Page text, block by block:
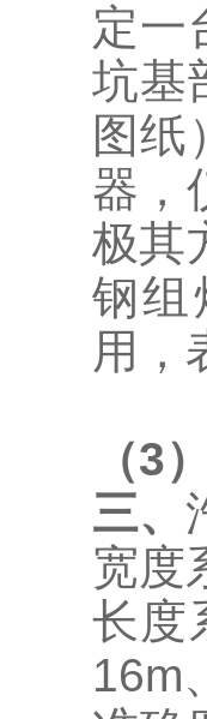
定一
坑基
图纸
器，
极其
钢组
用，
（3
三、
宽度
长度
16m